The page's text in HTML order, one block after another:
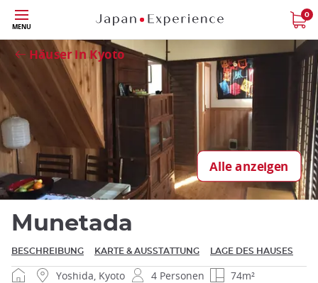
Größe
MENU
0
Häuser in Kyoto
Alle anzeigen
Schließen
Munetada
BESCHREIBUNG KARTE & AUSSTATTUNG LAGE DES HAUSES
Yoshida, Kyoto 4 Personen
74m²
Schließen